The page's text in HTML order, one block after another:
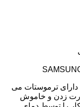
دارای ترموستات می
زدن و خاموش